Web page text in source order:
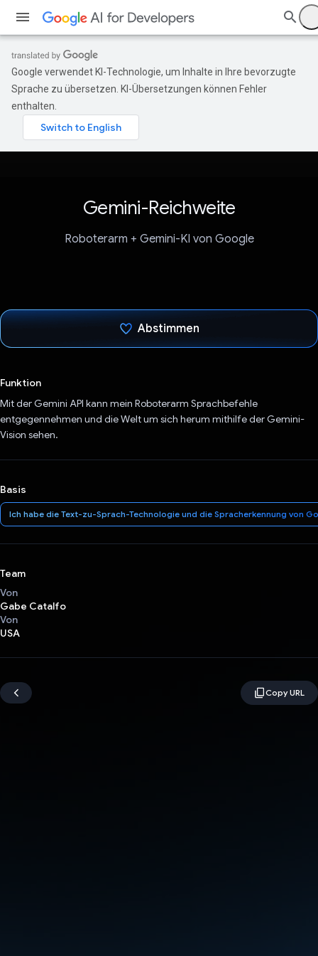
Google verwendet KI-Technologie, um Inhalte in Ihre bevorzugte
Sprache zu übersetzen. KI-Übersetzungen können Fehler
enthalten.
Gemini-Reichweite
Roboterarm + Gemini-KI von Google
Abstimmen
Funktion
Mit der Gemini API kann mein Roboterarm Sprachbefehle
entgegennehmen und die Welt um sich herum mithilfe der Gemini-
Vision sehen.
Basis
Ich habe die Text-zu-Sprach-Technologie und die Spracherkennung von
Team
Von
Gabe Catalfo
Von
USA